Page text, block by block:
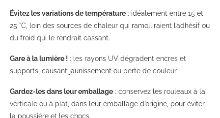
Évitez les variations de température : idéalement entre 15 et
25 °C, loin des sources de chaleur qui ramolliraient l’adhésif ou
du froid qui le rendrait cassant.
Gare à la lumière ! : les rayons UV dégradent encres et
supports, causant jaunissement ou perte de couleur.
Gardez-les dans leur emballage : conservez les rouleaux à la
verticale ou à plat, dans leur emballage d’origine, pour éviter
la poussière et les chocs.